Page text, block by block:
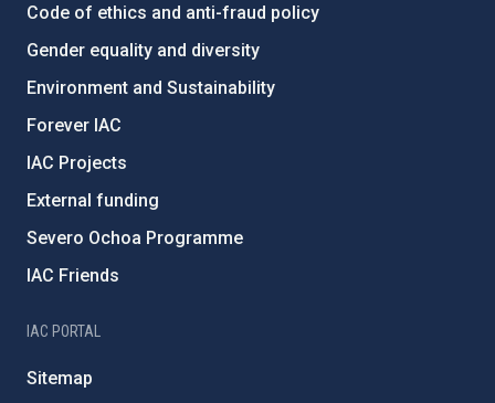
Code of ethics and anti-fraud policy
Gender equality and diversity
Environment and Sustainability
Forever IAC
IAC Projects
External funding
Severo Ochoa Programme
IAC Friends
IAC PORTAL
Sitemap